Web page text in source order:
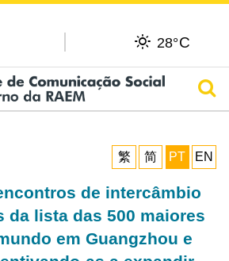
28°C
繁
简 PT EN
de intercâmbio
da lista das 500 maiores
em Guangzhou e